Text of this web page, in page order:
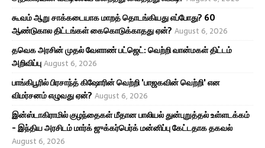
கூவம் ஆறு சாக்கடையாக மாறத் தொடங்கியது எப்போது? 60
ஆண்டுகால திட்டங்கள் கைகொடுக்காதது ஏன்? August 6, 2026
தவெக அரசின் முதல் வேளாண் பட்ஜெட்: வெற்றி வான்மகள் திட்டம்
அறிவிப்புAugust 6, 2026
பாங்கிபூரில் பிரசாந்த் கிஷோரின் வெற்றி 'பாஜகவின் வெற்றி' என
விமர்சனம் எழுவது ஏன்? August 6, 2026
இன்ஸ்டாகிராமில் குழந்தைகள் மீதான பாலியல் துன்புறுத்தல் உள்ளடக்கம்
- இந்திய அரசிடம் மார்க் ஜுக்கர்பெர்க் மன்னிப்பு கேட்டதாக தகவல்
August 6, 2026